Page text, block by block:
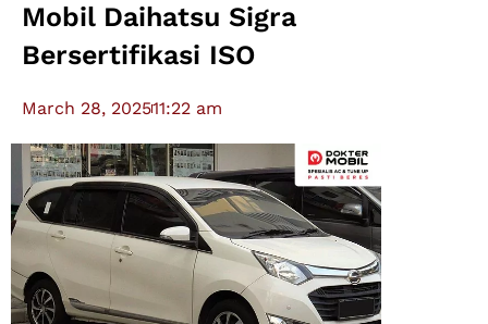
Mobil Daihatsu Sigra
Bersertifikasi ISO
March 28, 202511:22 am